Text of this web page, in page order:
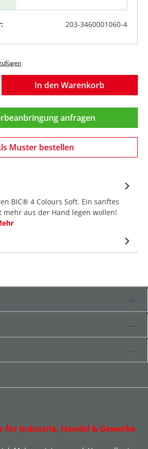
203-3460001060-4
Gib den gewünschten
In den Warenkorb
anfragen
Muster bestellen
BIC® 4 Colours Soft. Ein sanftes
mehr aus der Hand legen wollen!
für Industrie, Handel & Gewerbe